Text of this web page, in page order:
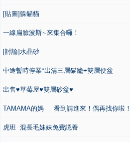
[貼圖]躲貓貓
一線扁臉波斯∼來集合囉！
[討論]水晶砂
中途暫時停業*出清三層貓籠+雙層便盆
出售♥草莓屋♥雙層砂盆♥
TAMAMA的媽 看到請進來！偶再找你啦
虎班 混長毛妹妹免費認養